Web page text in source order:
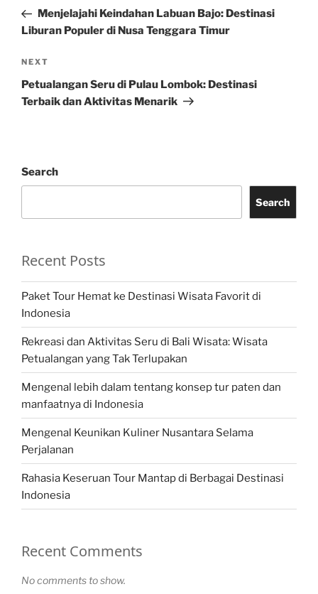
PostMenjelajahi Keindahan Labuan Bajo: Destinasi
Liburan Populer di Nusa Tenggara Timur
Next
Post
NEXT
Petualangan Seru di Pulau Lombok: Destinasi
Terbaik dan Aktivitas Menarik
Search
Search
Recent Posts
Paket Tour Hemat ke Destinasi Wisata Favorit di
Indonesia
Rekreasi dan Aktivitas Seru di Bali Wisata: Wisata
Petualangan yang Tak Terlupakan
Mengenal lebih dalam tentang konsep tur paten dan
manfaatnya di Indonesia
Mengenal Keunikan Kuliner Nusantara Selama
Perjalanan
Rahasia Keseruan Tour Mantap di Berbagai Destinasi
Indonesia
Recent Comments
No comments to show.